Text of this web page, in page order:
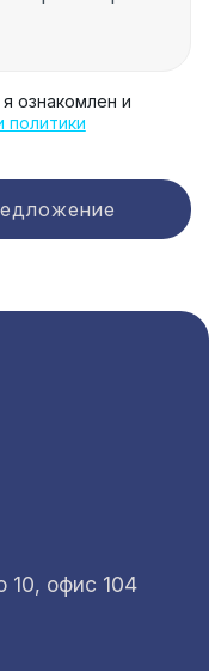
ознакомлен и
политики
10, офис 104